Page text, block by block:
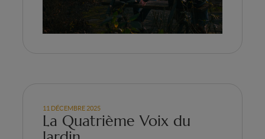
11 DÉCEMBRE 2025
La Quatrième Voix du